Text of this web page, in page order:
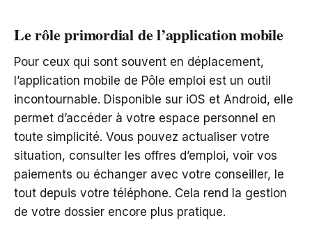
Le rôle primordial de l’application mobile
Pour ceux qui sont souvent en déplacement,
l’application mobile de Pôle emploi est un outil
incontournable. Disponible sur iOS et Android, elle
permet d’accéder à votre espace personnel en
toute simplicité. Vous pouvez actualiser votre
situation, consulter les offres d’emploi, voir vos
paiements ou échanger avec votre conseiller, le
tout depuis votre téléphone. Cela rend la gestion
de votre dossier encore plus pratique.